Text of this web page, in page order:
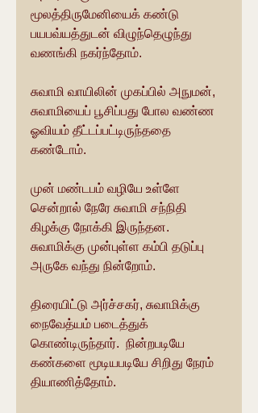
மூலத்திருமேனியைக் கண்டு
பயபவ்யத்துடன் விழுந்தெழுந்து
வணங்கி நகர்ந்தோம்.
சுவாமி வாயிலின் முகப்பில் அநுமன்,
சுவாமியைப் பூசிப்பது போல வண்ண
ஓவியம் தீட்டப்பட்டிருந்ததை
கண்டோம்.
முன் மண்டபம் வழியே உள்ளே
சென்றால் நேரே சுவாமி சந்நிதி
கிழக்கு நோக்கி இருந்தன.
சுவாமிக்கு முன்புள்ள கம்பி தடுப்பு
அருகே வந்து நின்றோம்.
திரையிட்டு அர்ச்சகர், சுவாமிக்கு
நைவேத்யம் படைத்துக்
கொண்டிருந்தார்.  நின்றபடியே
கண்களை மூடியபடியே சிறிது நேரம்
தியாணித்தோம்.